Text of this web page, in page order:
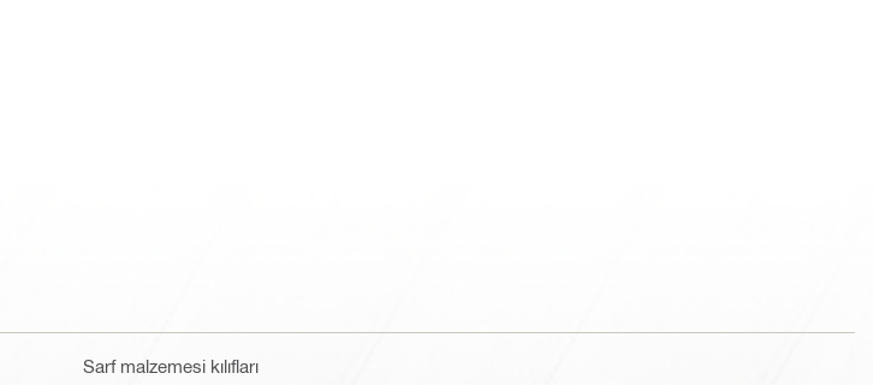
Sarf malzemesi kılıfları